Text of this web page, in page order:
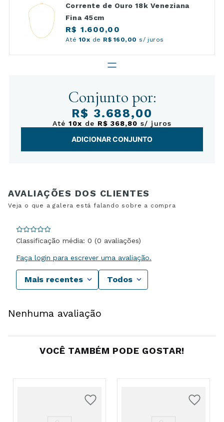
Corrente de Ouro 18k Veneziana
Fina 45cm
R$ 1.600,00
Até 10x de R$ 160,00 s/ juros
Conjunto por:
R$ 3.688,00
Até10x de R$ 368,80 s/ juros
ADICIONAR CONJUNTO
Classificação média: 0 (0 avaliações)
Faça login para escrever uma avaliação.
Mais recentes Todos
Nenhuma avaliação
VOCÊ TAMBÉM PODE GOSTAR!